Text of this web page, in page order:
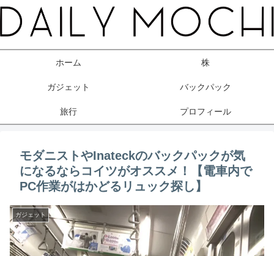
ホーム 株
ガジェット バックパック
旅行 プロフィール
モダニストやInateckのバックパックが気
になるならコイツがオススメ！【電車内で
PC作業がはかどるリュック探し】
ガジェット